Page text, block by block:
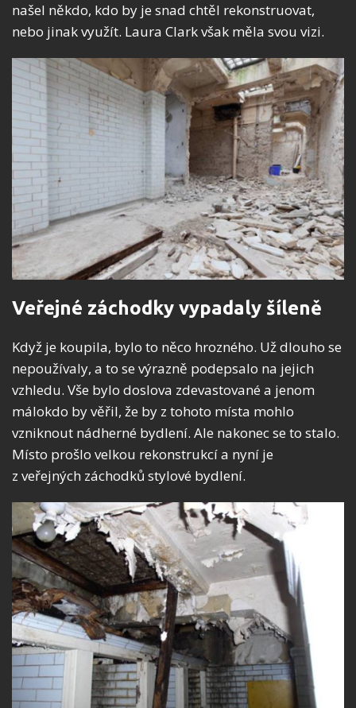
našel někdo, kdo by je snad chtěl rekonstruovat,
nebo jinak využít. Laura Clark však měla svou vizi.
Veřejné záchodky vypadaly šíleně
Když je koupila, bylo to něco hrozného. Už dlouho se
nepoužívaly, a to se výrazně podepsalo na jejich
vzhledu. Vše bylo doslova zdevastované a jenom
málokdo by věřil, že by z tohoto místa mohlo
vzniknout nádherné bydlení. Ale nakonec se to stalo.
Místo prošlo velkou rekonstrukcí a nyní je
z veřejných záchodků stylové bydlení.